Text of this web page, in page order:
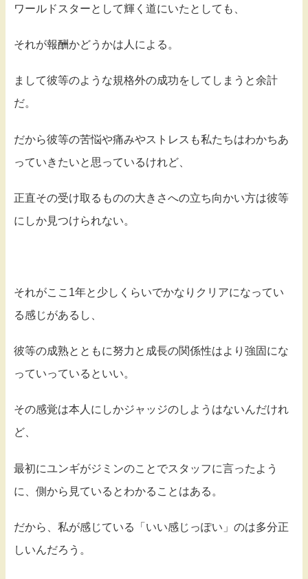
ワールドスターとして輝く道にいたとしても、
それが報酬かどうかは人による。
まして彼等のような規格外の成功をしてしまうと余計
だ。
だから彼等の苦悩や痛みやストレスも私たちはわかちあ
っていきたいと思っているけれど、
正直その受け取るものの大きさへの立ち向かい方は彼等
にしか見つけられない。
それがここ1年と少しくらいでかなりクリアになってい
る感じがあるし、
彼等の成熟とともに努力と成長の関係性はより強固にな
っていっているといい。
その感覚は本人にしかジャッジのしようはないんだけれ
ど、
最初にユンギがジミンのことでスタッフに言ったよう
に、側から見ているとわかることはある。
だから、私が感じている「いい感じっぽい」のは多分正
しいんだろう。